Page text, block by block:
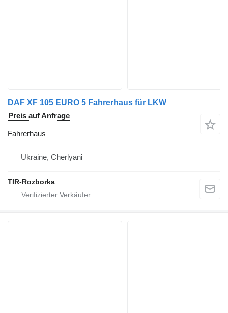
DAF XF 105 EURO 5 Fahrerhaus für LKW
Preis auf Anfrage
Fahrerhaus
Ukraine, Cherlyani
TIR-Rozborka